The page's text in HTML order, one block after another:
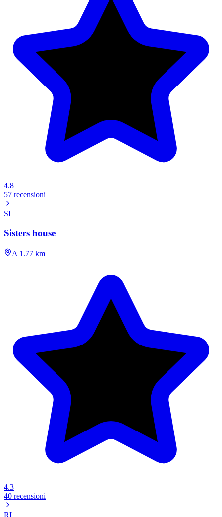
4.8
57 recensioni
SI
Sisters house
A 1.77 km
4.3
40 recensioni
RI